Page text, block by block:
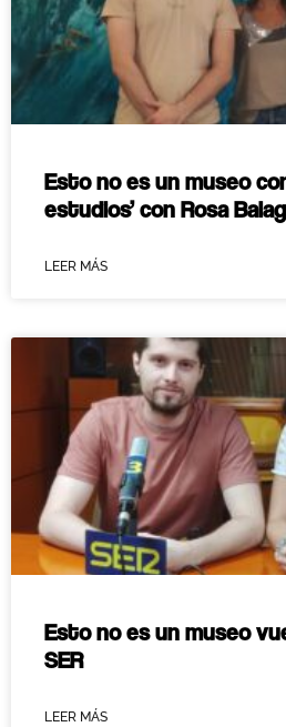
Esto no es un museo
estudios’ con Rosa
LEER MÁS
Esto no es un museo
SER
LEER MÁS